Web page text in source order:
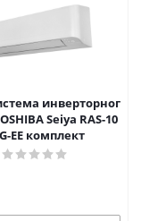
инверторног
Seiya RAS-10
EE комплект